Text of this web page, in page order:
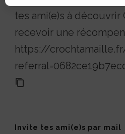
tes ami(e)s à
recevoir une
https://
Invite tes ami(e)s par mail